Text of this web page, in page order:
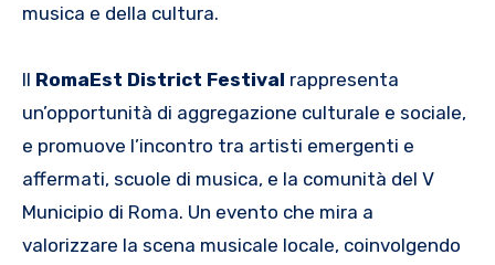
musica e della cultura.
Il RomaEst District Festival rappresenta
un’opportunità di aggregazione culturale e sociale,
e promuove l’incontro tra artisti emergenti e
affermati, scuole di musica, e la comunità del V
Municipio di Roma. Un evento che mira a
valorizzare la scena musicale locale, coinvolgendo